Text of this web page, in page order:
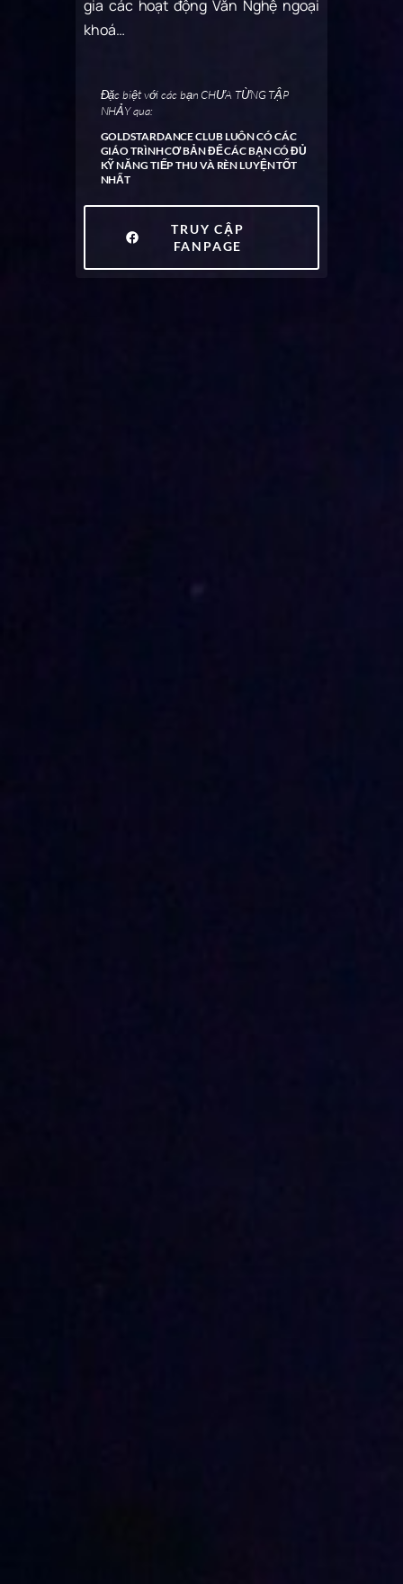
gia các hoạt động Văn Nghệ ngoại
khoá…
Đặc biệt với các bạn CHƯA TỪNG TẬP
NHẢY qua:
GOLDSTARDANCE CLUB LUÔN CÓ CÁC
GIÁO TRÌNH CƠ BẢN ĐỂ CÁC BẠN CÓ ĐỦ
KỸ NĂNG TIẾP THU VÀ RÈN LUYỆN TỐT
NHẤT
TRUY CẬP
FANPAGE